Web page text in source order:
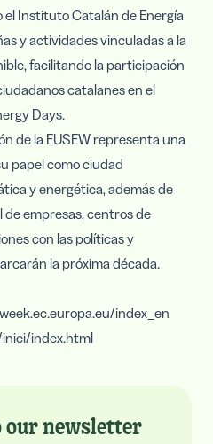
el Instituto Catalán de Energía
y actividades vinculadas a la
facilitando la participación
catalanes en el
Days.
de la EUSEW representa una
papel como ciudad
y energética, además de
empresas, centros de
con las políticas y
la próxima década.
index_en
index.html
our newsletter